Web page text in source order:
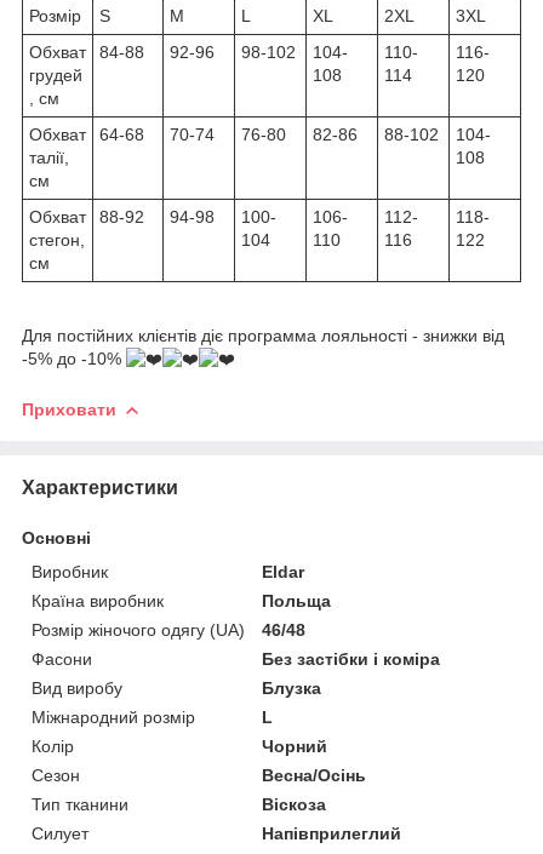
Розмір S M L XL 2XL
3XL
Обхват
грудей
, см
84-88 92-96 98-102
104-
108
110-
114
116-
120
Обхват
талії,
см
64-68 70-74 76-80 82-86 88-102
104-
108
Обхват
стегон,
см
88-92 94-98
100-
104
106-
110
112-
116
118-
122
Для постійних клієнтів діє программа лояльності - знижки від
-5% до -10%
Приховати
Характеристики
Основні
Виробник
Eldar
Країна виробник
Польща
Розмір жіночого одягу (UA)
46/48
Фасони
Без застібки і коміра
Вид виробу
Блузка
Міжнародний розмір
L
Колір
Чорний
Сезон
Весна/Осінь
Тип тканини
Віскоза
Силует
Напівприлеглий